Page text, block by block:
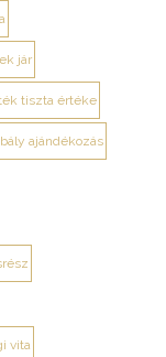
jár
tiszta értéke
ajándékozás
vita